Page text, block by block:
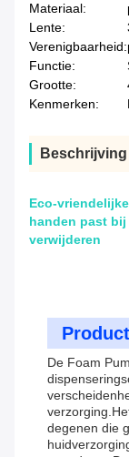
Materiaal:
Lente:
Verenigbaarheid:
Functie:
Grootte:
Kenmerken:
Beschrijving
Eco-
handen past bij
verwijderen
De Foam
degenen die